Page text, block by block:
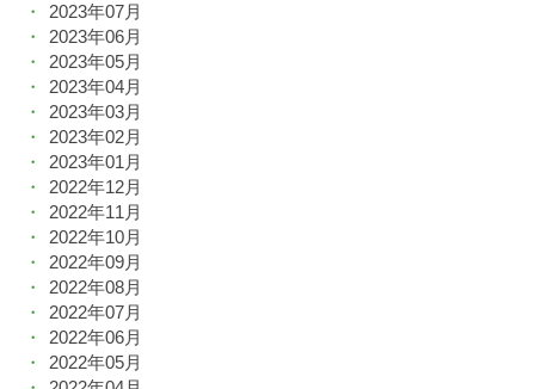
2023年07月
2023年06月
2023年05月
2023年04月
2023年03月
2023年02月
2023年01月
2022年12月
2022年11月
2022年10月
2022年09月
2022年08月
2022年07月
2022年06月
2022年05月